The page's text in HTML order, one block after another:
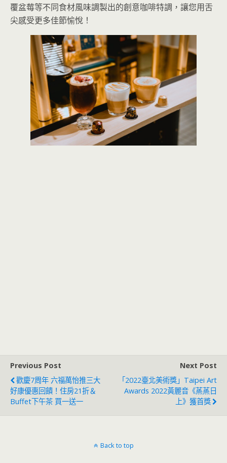
覆盆莓等不同食材風味調製出的創意咖啡特調，讓您用舌
尖感受更多佳節愉悅！
Previous Post
歡慶7周年 六福萬怡推三大
好康優惠回饋！住房21折＆
Buffet下午茶 買一送一
Next Post
「2022臺北美術獎」Taipei Art
Awards 2022黃麗音《蒸蒸日
上》獲首獎
Back to top